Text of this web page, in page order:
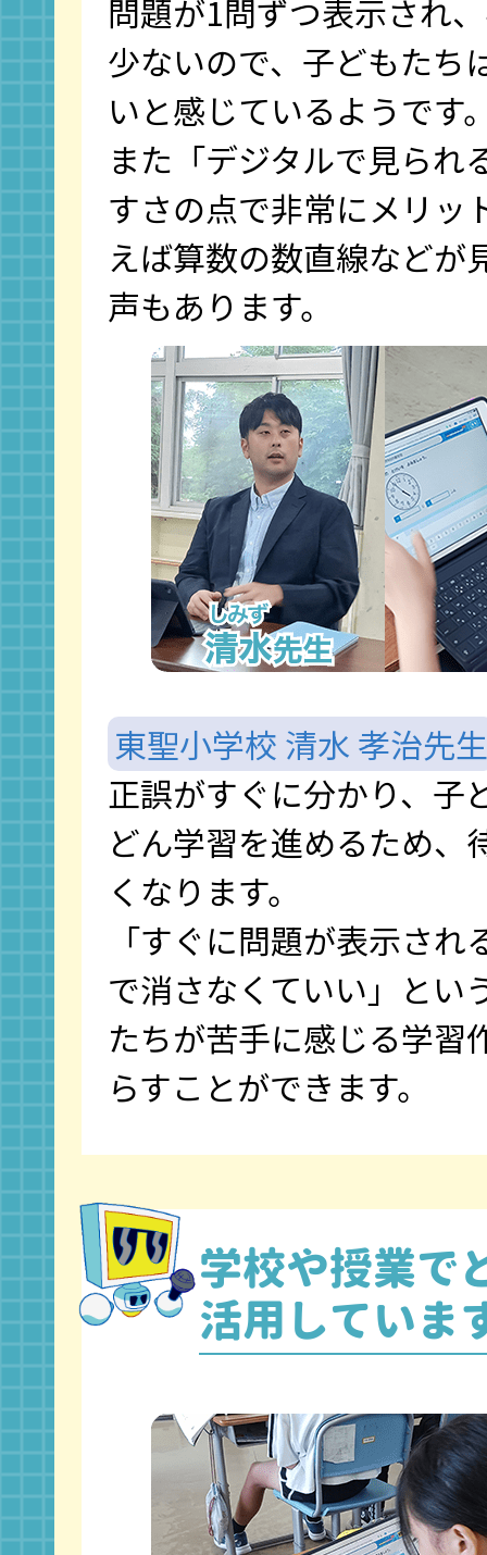
問題が1問ずつ表示され
少ないので、子どもたち
いと感じているようです
また「デジタルで見られ
すさの点で非常にメリッ
えば算数の数直線などが
声もあります。
東聖小学校 清水 孝治先生
正誤がすぐに分かり、子
どん学習を進めるため、
くなります。
「すぐに問題が表示さ
で消さなくていい」とい
たちが苦手に感じる学習
らすことができます。
学校や授業で
活用していま